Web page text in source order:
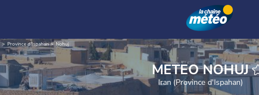
Province d'Ispahan Nohuj
METEO NOHUJ
Iran (Province d'Ispahan)